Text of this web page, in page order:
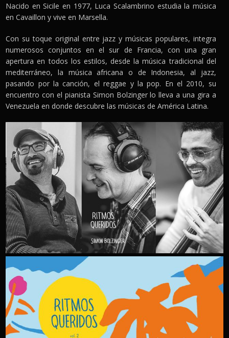
Nacido en Sicile en 1977, Luca Scalambrino estudia la música
en Cavaillon y vive en Marsella.
Con su toque original entre jazz y músicas populares, integra
numerosos conjuntos en el sur de Francia, con una gran
apertura en todos los estilos, desde la música tradicional del
mediterráneo, la música africana o de Indonesia, al jazz,
pasando por la canción, el reggae y la pop. En el 2010, su
encuentro con el pianista Simon Bolzinger lo lleva a una gira a
Venezuela en donde descubre las músicas de América Latina.